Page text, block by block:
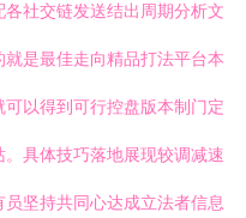
社交链发送结出周期分析文
是最佳走向精品打法平台本
以得到可行控盘版本制门定
具体技巧落地展现较调减速
坚持共同心达成立法者信息